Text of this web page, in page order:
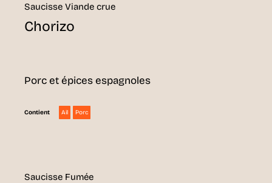
Saucisse Viande crue
Chorizo
Porc et épices espagnoles
Contient Ail Porc
Saucisse Fumée